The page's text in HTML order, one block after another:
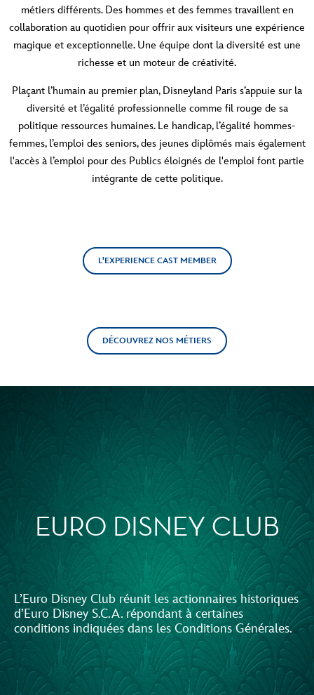
métiers différents. Des hommes et des femmes travaillent en
collaboration au quotidien pour offrir aux visiteurs une expérience
magique et exceptionnelle. Une équipe dont la diversité est une
richesse et un moteur de créativité.
Plaçant l’humain au premier plan, Disneyland Paris s’appuie sur la
diversité et l’égalité professionnelle comme fil rouge de sa
politique ressources humaines. Le handicap, l’égalité hommes-
femmes, l’emploi des seniors, des jeunes diplômés mais également
l'accès à l’emploi pour des Publics éloignés de l'emploi font partie
intégrante de cette politique.
L'EXPERIENCE CAST MEMBER
DÉCOUVREZ NOS MÉTIERS
EURO DISNEY CLUB
L’Euro Disney Club réunit les actionnaires historiques
d’Euro Disney S.C.A. répondant à certaines
conditions indiquées dans les Conditions Générales.